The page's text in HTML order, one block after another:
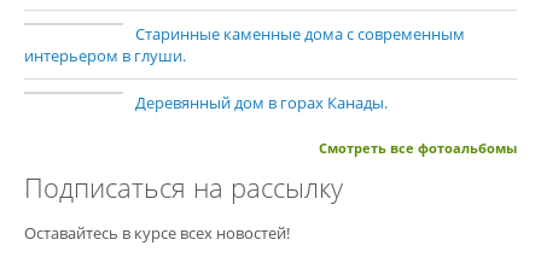
Старинные каменные дома с современным
интерьером в глуши.
Деревянный дом в горах Канады.
Смотреть все фотоальбомы
Подписаться на рассылку
Оставайтесь в курсе всех новостей!